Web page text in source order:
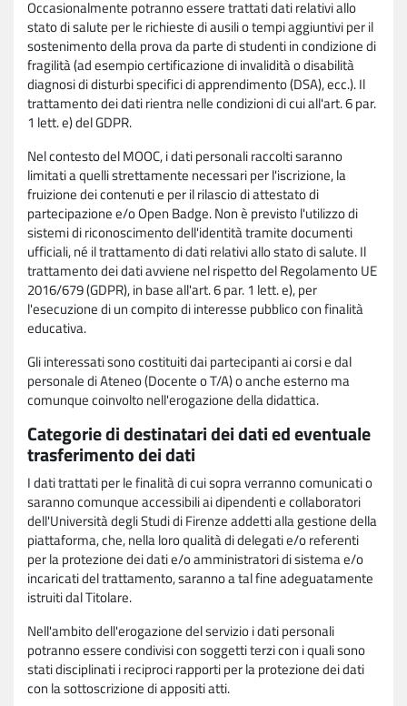
Occasionalmente potranno essere trattati dati relativi allo
stato di salute per le richieste di ausili o tempi aggiuntivi per il
sostenimento della prova da parte di studenti in condizione di
fragilità (ad esempio certificazione di invalidità o disabilità
diagnosi di disturbi specifici di apprendimento (DSA), ecc.). Il
trattamento dei dati rientra nelle condizioni di cui all'art. 6 par.
1 lett. e) del GDPR.
Nel contesto del MOOC, i dati personali raccolti saranno
limitati a quelli strettamente necessari per l'iscrizione, la
fruizione dei contenuti e per il rilascio di attestato di
partecipazione e/o Open Badge. Non è previsto l'utilizzo di
sistemi di riconoscimento dell'identità tramite documenti
ufficiali, né il trattamento di dati relativi allo stato di salute. Il
trattamento dei dati avviene nel rispetto del Regolamento UE
2016/679 (GDPR), in base all'art. 6 par. 1 lett. e), per
l'esecuzione di un compito di interesse pubblico con finalità
educativa.
Gli interessati sono costituiti dai partecipanti ai corsi e dal
personale di Ateneo (Docente o T/A) o anche esterno ma
comunque coinvolto nell'erogazione della didattica.
Categorie di destinatari dei dati ed eventuale
trasferimento dei dati
I dati trattati per le finalità di cui sopra verranno comunicati o
saranno comunque accessibili ai dipendenti e collaboratori
dell'Università degli Studi di Firenze addetti alla gestione della
piattaforma, che, nella loro qualità di delegati e/o referenti
per la protezione dei dati e/o amministratori di sistema e/o
incaricati del trattamento, saranno a tal fine adeguatamente
istruiti dal Titolare.
Nell'ambito dell'erogazione del servizio i dati personali
potranno essere condivisi con soggetti terzi con i quali sono
stati disciplinati i reciproci rapporti per la protezione dei dati
con la sottoscrizione di appositi atti.